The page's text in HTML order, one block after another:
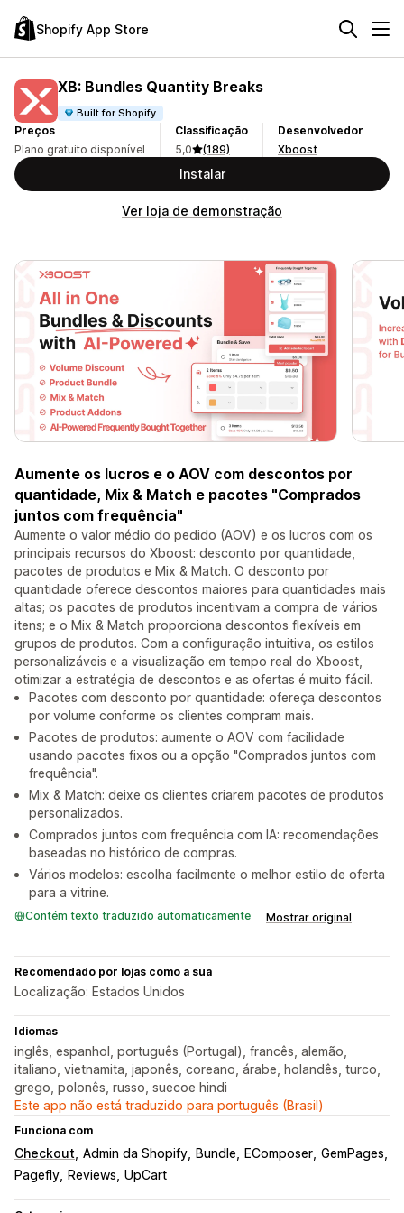
Shopify App Store
XB: Bundles Quantity Breaks
Built for Shopify
Preços
Plano gratuito disponível
Classificação
5,0
(189)
Desenvolvedor
Xboost
Instalar
Ver loja de demonstração
Aumente os lucros e o AOV com descontos por
quantidade, Mix & Match e pacotes "Comprados
juntos com frequência"
Aumente o valor médio do pedido (AOV) e os lucros com os
principais recursos do Xboost: desconto por quantidade,
pacotes de produtos e Mix & Match. O desconto por
quantidade oferece descontos maiores para quantidades mais
altas; os pacotes de produtos incentivam a compra de vários
itens; e o Mix & Match proporciona descontos flexíveis em
grupos de produtos. Com a configuração intuitiva, os estilos
personalizáveis e a visualização em tempo real do Xboost,
otimizar a estratégia de descontos e as ofertas é muito fácil.
Pacotes com desconto por quantidade: ofereça descontos
por volume conforme os clientes compram mais.
Pacotes de produtos: aumente o AOV com facilidade
usando pacotes fixos ou a opção "Comprados juntos com
frequência".
Mix & Match: deixe os clientes criarem pacotes de produtos
personalizados.
Comprados juntos com frequência com IA: recomendações
baseadas no histórico de compras.
Vários modelos: escolha facilmente o melhor estilo de oferta
para a vitrine.
Contém texto traduzido automaticamente Mostrar original
Recomendado por lojas como a sua
Localização: Estados Unidos
Idiomas
inglês, espanhol, português (Portugal), francês, alemão,
italiano, vietnamita, japonês, coreano, árabe, holandês, turco,
grego, polonês, russo, suecoe hindi
Este app não está traduzido para português (Brasil)
Funciona com
Checkout Admin da Shopify Bundle EComposer GemPages
Pagefly
Reviews UpCart